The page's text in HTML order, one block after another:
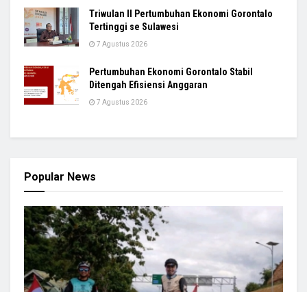
Triwulan II Pertumbuhan Ekonomi Gorontalo
Tertinggi se Sulawesi
7 Agustus 2026
Pertumbuhan Ekonomi Gorontalo Stabil
Ditengah Efisiensi Anggaran
7 Agustus 2026
Popular News